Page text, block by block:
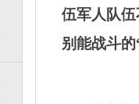
伍军人队
别能战斗